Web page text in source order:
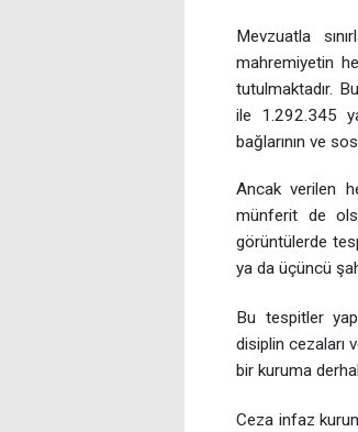
Mevzuatla
mahremiyetin
tutulmaktadır.
ile 1.292.345
bağlarının ve
Ancak verilen
münferit de
görüntülerde
ya da üçüncü
Bu tespitler
disiplin cezaları
bir kuruma
Ceza infaz